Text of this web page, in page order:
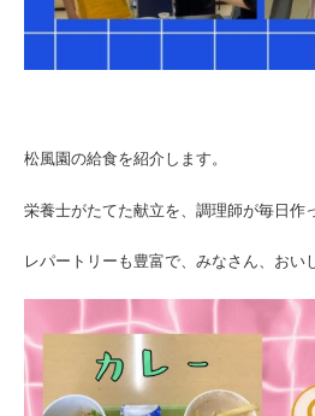
松風園の給食を紹介します。
栄養士がたてた献立を、調理師が毎日作
レパートリーも豊富で、みなさん、おい